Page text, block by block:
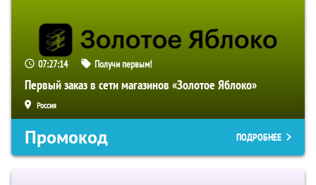
07:27:13 Получи первым!
Первый заказ в сети магазинов «Золотое Яблоко»
Россия
Промокод ПОДРОБНЕЕ